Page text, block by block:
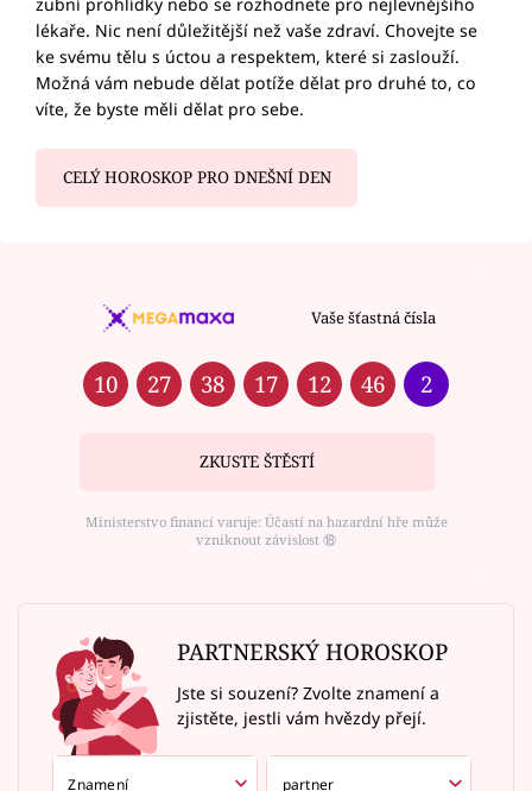
lékaře. Nic není důležitější než vaše zdraví. Chovejte se
ke svému tělu s úctou a respektem, které si zaslouží.
Možná vám nebude dělat potíže dělat pro druhé to, co
víte, že byste měli dělat pro sebe.
CELÝ HOROSKOP PRO DNEŠNÍ DEN
Vaše šťastná čísla
10 27 38 17 12 46 2
ZKUSTE ŠTĚSTÍ
Ministerstvo financí varuje: Účastí na hazardní hře může
vzniknout závislost ⑱
PARTNERSKÝ HOROSKOP
Jste si souzení? Zvolte znamení a
zjistěte, jestli vám hvězdy přejí.